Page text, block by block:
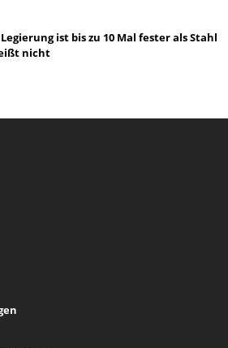
ist bis zu 10 Mal fester als Stahl
nicht